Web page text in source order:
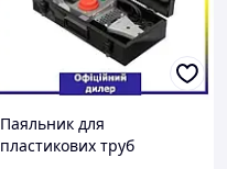
Паяльник для
пластикових труб